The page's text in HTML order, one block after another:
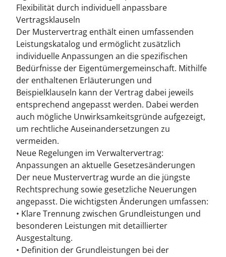
Flexibilität durch individuell anpassbare
Vertragsklauseln
Der Mustervertrag enthält einen umfassenden
Leistungskatalog und ermöglicht zusätzlich
individuelle Anpassungen an die spezifischen
Bedürfnisse der Eigentümergemeinschaft. Mithilfe
der enthaltenen Erläuterungen und
Beispielklauseln kann der Vertrag dabei jeweils
entsprechend angepasst werden. Dabei werden
auch mögliche Unwirksamkeitsgründe aufgezeigt,
um rechtliche Auseinandersetzungen zu
vermeiden.
Neue Regelungen im Verwaltervertrag:
Anpassungen an aktuelle Gesetzesänderungen
Der neue Mustervertrag wurde an die jüngste
Rechtsprechung sowie gesetzliche Neuerungen
angepasst. Die wichtigsten Änderungen umfassen:
• Klare Trennung zwischen Grundleistungen und
besonderen Leistungen mit detaillierter
Ausgestaltung.
• Definition der Grundleistungen bei der